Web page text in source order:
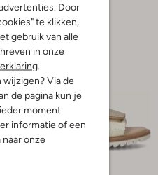
Door
te klikken,
gebruik van alle
in onze
wijzigen? Via de
de pagina kun je
moment
informatie of een
naar onze